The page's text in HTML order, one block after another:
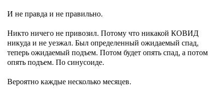
И не правда и не правильно.
Никто ничего не привозил. Потому что никакой КОВИД
никуда и не уезжал. Был определенный ожидаемый спад,
теперь ожидаемый подъем. Потом будет опять спад, а потом
опять подъем. По синусоиде.
Вероятно каждые несколько месяцев.